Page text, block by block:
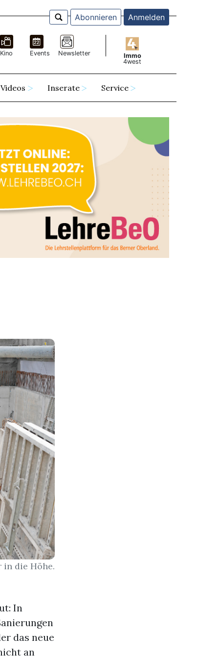
Abonnieren Anmelden
Kino Events Newsletter
Immo
4west
Videos Inserate Service
in die Höhe.
In
das neue
an